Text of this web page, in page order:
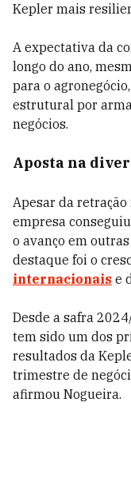
Kepler mais
A expectativa da
longo do ano,
para o
estrutural por
negócios.
Aposta na
Apesar da retração
empresa
o avanço em
destaque foi o
internacionais e
Desde a safra
tem sido um dos
resultados da
trimestre de
afirmou Nogueira.